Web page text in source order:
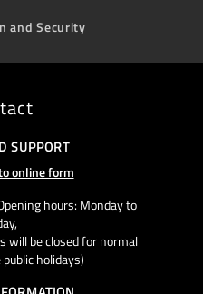
and Security
SUPPORT
online form
hours: Monday to
will be closed for normal
holidays)